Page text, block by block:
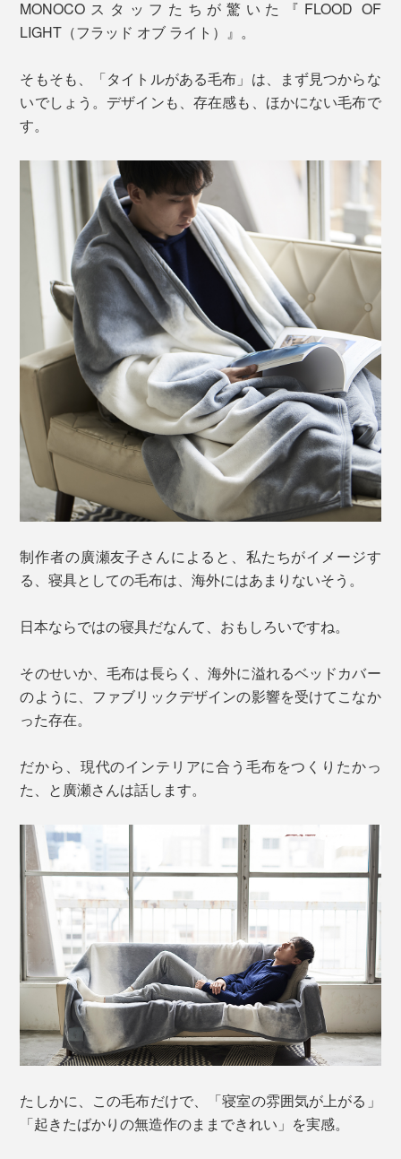
MONOCOスタッフたちが驚いた『FLOOD OF
LIGHT（フラッド オブ ライト）』。
そもそも、「タイトルがある毛布」は、まず見つからな
いでしょう。デザインも、存在感も、ほかにない毛布で
す。
制作者の廣瀬友子さんによると、私たちがイメージす
る、寝具としての毛布は、海外にはあまりないそう。
日本ならではの寝具だなんて、おもしろいですね。
そのせいか、毛布は長らく、海外に溢れるベッドカバー
のように、ファブリックデザインの影響を受けてこなか
った存在。
だから、現代のインテリアに合う毛布をつくりたかっ
た、と廣瀬さんは話します。
たしかに、この毛布だけで、「寝室の雰囲気が上がる」
「起きたばかりの無造作のままできれい」を実感。